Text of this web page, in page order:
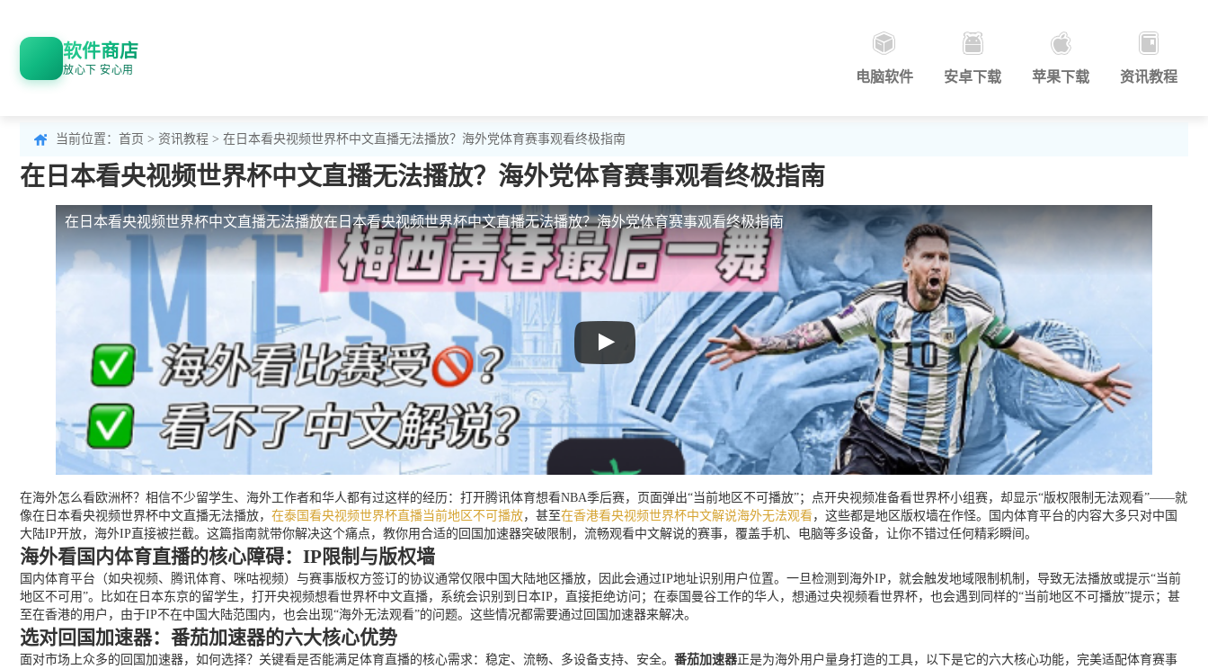
软件商店
放心下 安心用 电脑软件 安卓下载 苹果下载 资讯教程
当前位置： 首页 > 资讯教程 > 在日本看央视频世界杯中文直播无法播放？海外党体育赛事观看终极指南
在日本看央视频世界杯中文直播无法播放？海外党体育赛事观看终极指南
在日本看央视频世界杯中文直播无法播放在日本看央视频世界杯中文直播无法播放？海外党体育赛事观看终极指南
在海外怎么看欧洲杯？相信不少留学生、海外工作者和华人都有过这样的经历：打开腾讯体育想看NBA季后赛，页面弹出“当前地区不可播放”；点开央视频准备看世界杯小组赛，却显示“版权限制无法观看”——就
像在日本看央视频世界杯中文直播无法播放， 在泰国看央视频世界杯直播当前地区不可播放，甚至在香港看央视频世界杯中文解说海外无法观看，这些都是地区版权墙在作怪。国内体育平台的内容大多只对中国
大陆IP开放，海外IP直接被拦截。这篇指南就带你解决这个痛点，教你用合适的回国加速器突破限制，流畅观看中文解说的赛事，覆盖手机、电脑等多设备，让你不错过任何精彩瞬间。
海外看国内体育直播的核心障碍：IP限制与版权墙
国内体育平台（如央视频、腾讯体育、咪咕视频）与赛事版权方签订的协议通常仅限中国大陆地区播放，因此会通过IP地址识别用户位置。一旦检测到海外IP，就会触发地域限制机制，导致无法播放或提示“当前
地区不可用”。比如在日本东京的留学生，打开央视频想看世界杯中文直播，系统会识别到日本IP，直接拒绝访问；在泰国曼谷工作的华人，想通过央视频看世界杯，也会遇到同样的“当前地区不可播放”提示；甚
至在香港的用户，由于IP不在中国大陆范围内，也会出现“海外无法观看”的问题。这些情况都需要通过回国加速器来解决。
选对回国加速器：番茄加速器的六大核心优势
面对市场上众多的回国加速器，如何选择？关键看是否能满足体育直播的核心需求：稳定、流畅、多设备支持、安全。 番茄加速器正是为海外用户量身打造的工具，以下是它的六大核心功能，完美适配体育赛事